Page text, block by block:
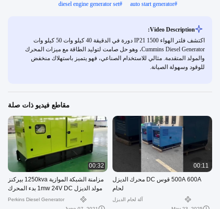
#
auto start generator
#
diesel engine generator set
Video Description:
اكتشف فلتر الهواء IP21 1500 دورة في الدقيقة 40 كيلو وات 50 كيلو وات
Cummins Diesel Generator، وهو حل صامت لتوليد الطاقة مع ميزات المحرك
والمولد المتقدمة. مثالي للاستخدام الصناعي، فهو يتميز باستهلاك منخفض
للوقود وسهولة الصيانة.
مقاطع فيديو ذات صلة
00:11
500A 600A قوس DC محرك الديزل
لحام
آلة لحام الديزل
00:32
مزامنة الشبكة الموازية 1250kva بيركنز
مولد الديزل 1mw 24V DC بدء المحرك
Perkins Diesel Generator